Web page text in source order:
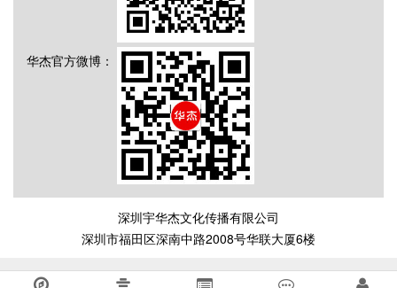
华杰官方微博：
深圳宇华杰文化传播有限公司
深圳市福田区深南中路2008号华联大厦6楼